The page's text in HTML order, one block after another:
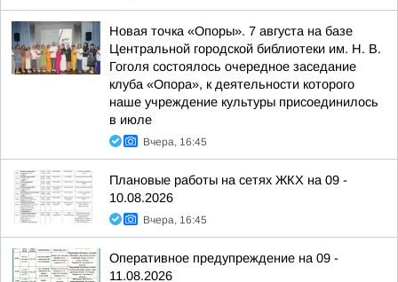
Новая точка «Опоры». 7 августа на базе
Центральной городской библиотеки им. Н. В.
Гоголя состоялось очередное заседание
клуба «Опора», к деятельности которого
наше учреждение культуры присоединилось
в июле
Вчера, 16:45
Плановые работы на сетях ЖКХ на 09 -
10.08.2026
Вчера, 16:45
Оперативное предупреждение на 09 -
11.08.2026